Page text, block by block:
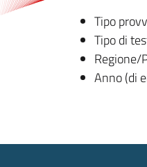
Tipo
Tipo di
Regione/
Anno (di